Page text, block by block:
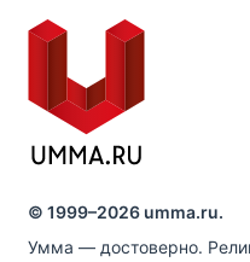
© 1999–2026 umma.ru.
Умма — достоверно.